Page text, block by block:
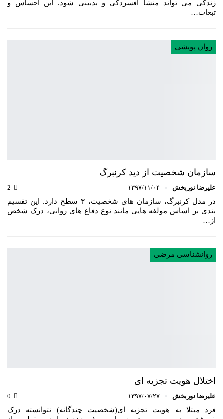
زندگی می تواند منشأ افسردگی و بدبینی شود. این احساس و
تبعات…
روان پویشی
سازمان شخصیت از دید کرنبرگ
علیرضا نوربخش ۱۳۹۷/۱۱/۰۴
در مدل کرنبرگ، سازمان های شخصیت، ۳ سطح دارد. این تقسیم
بندی بر اساس مولفه هایی مانند نوع دفاع های روانی، درک شخص
از…
روانشناسی مرضی
اختلال هویت تجزیه ای
علیرضا نوربخش ۱۳۹۷/۰۷/۲۷
فرد مبتلا به هویت تجزیه ای(شخصیت چندگانه) نتوانسته درک